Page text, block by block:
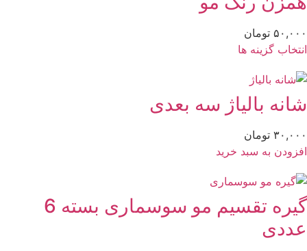
تومان
گزینه ها
بالیاژ سه بعدی
تومان
به سبد خرید
گیره تقسیم مو سوسماری بسته 6